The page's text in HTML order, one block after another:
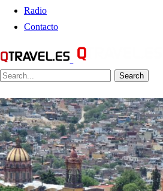
Radio
Contacto
Search